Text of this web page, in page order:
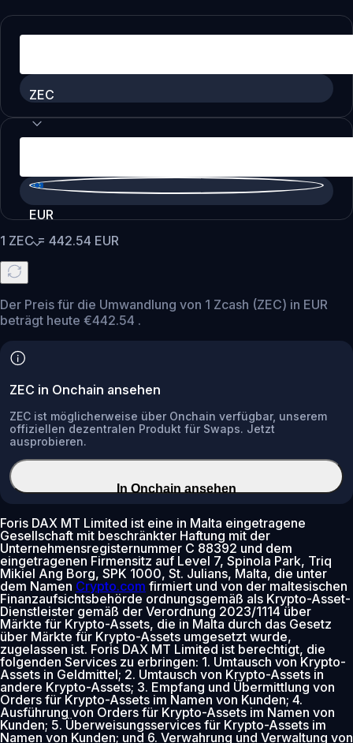
ZEC
EUR
1 ZEC= 442.54 EUR
Der Preis für die Umwandlung von 1 Zcash (ZEC) in EUR
beträgt heute €442.54 .
ZEC in Onchain ansehen
ZEC ist möglicherweise über Onchain verfügbar, unserem
offiziellen dezentralen Produkt für Swaps. Jetzt
ausprobieren.
In Onchain ansehen
Foris DAX MT Limited ist eine in Malta eingetragene
Gesellschaft mit beschränkter Haftung mit der
Unternehmensregisternummer C 88392 und dem
eingetragenen Firmensitz auf Level 7, Spinola Park, Triq
Mikiel Ang Borg, SPK 1000, St. Julians, Malta, die unter
dem Namen Crypto.com firmiert und von der maltesischen
Finanzaufsichtsbehörde ordnungsgemäß als Krypto-Asset-
Dienstleister gemäß der Verordnung 2023/1114 über
Märkte für Krypto-Assets, die in Malta durch das Gesetz
über Märkte für Krypto-Assets umgesetzt wurde,
zugelassen ist. Foris DAX MT Limited ist berechtigt, die
folgenden Services zu erbringen: 1. Umtausch von Krypto-
Assets in Geldmittel; 2. Umtausch von Krypto-Assets in
andere Krypto-Assets; 3. Empfang und Übermittlung von
Orders für Krypto-Assets im Namen von Kunden; 4.
Ausführung von Orders für Krypto-Assets im Namen von
Kunden; 5. Überweisungsservices für Krypto-Assets im
Namen von Kunden; und 6. Verwahrung und Verwaltung von